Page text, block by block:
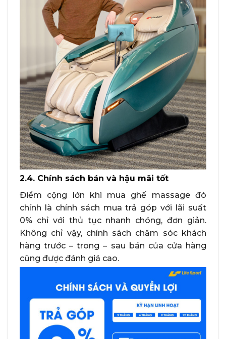
2.4. Chính sách bán và hậu mãi tốt
Điểm cộng lớn khi mua ghế massage đó
chính là chính sách mua trả góp với lãi suất
0% chỉ với thủ tục nhanh chóng, đơn giản.
Không chỉ vậy, chính sách chăm sóc khách
hàng trước – trong – sau bán của cửa hàng
cũng được đánh giá cao.